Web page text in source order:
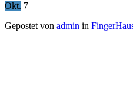
Okt. 7
Gepostet von admin in